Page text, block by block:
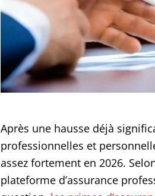
Après une hausse déjà
professionnelles et
assez fortement en 2026.
plateforme d’assurance